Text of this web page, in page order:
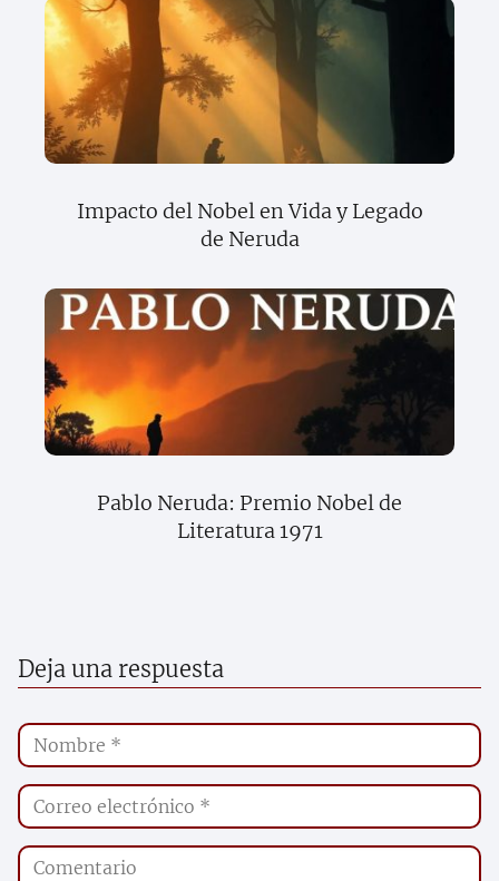
Impacto del Nobel en Vida y Legado
de Neruda
Pablo Neruda: Premio Nobel de
Literatura 1971
Deja una respuesta